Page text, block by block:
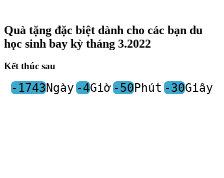
Quà tặng đặc biệt dành cho các bạn du
học sinh bay kỳ tháng 3.2022
Kết thúc sau
-1743Ngày-4Giờ-50Phút -30Giây